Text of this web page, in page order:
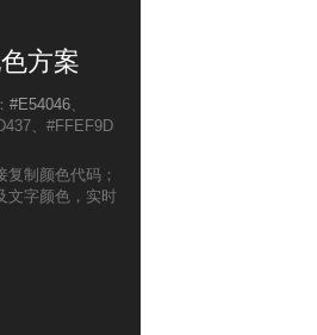
方案
#E54046、
、#FFEF9D
制颜色代码；
文字颜色，实时